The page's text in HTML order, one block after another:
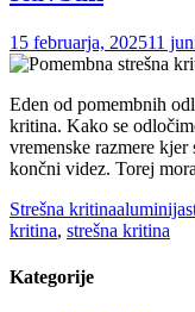
15 februarja, 202511
Eden od pomembnih
kritina. Kako se
vremenske razmere kjer
končni videz. Torej
Strešna kritina
kritina, strešna kritina
Kategorije